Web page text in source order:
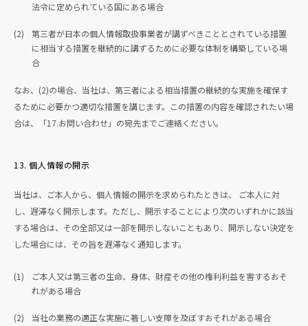
法令に定められている国にある場合
(2)
第三者が日本の個人情報取扱事業者が講ずべきこととされている措置
に相当する措置を継続的に講ずるために必要な体制を構築している場
合
なお、(2)の場合、当社は、第三者による相当措置の継続的な実施を確保す
るために必要かつ適切な措置を講じます。この措置の内容を確認されたい場
合は、「17.お問い合わせ」の宛先までご連絡ください。
13. 個人情報の開示
当社は、ご本人から、個人情報の開示を求められたときは、 ご本人に対
し、遅滞なく開示します。ただし、開示することにより次のいずれかに該当
する場合は、その全部又は一部を開示しないこともあり、開示しない決定を
した場合には、その旨を遅滞なく通知します。
(1)
ご本人又は第三者の生命、身体、財産その他の権利利益を害するおそ
れがある場合
(2) 当社の業務の適正な実施に著しい支障を及ぼすおそれがある場合